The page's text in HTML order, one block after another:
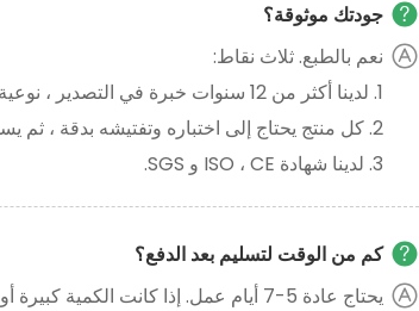
جودتك موثوقة؟
نعم بالطبع. ثلاث نقاط:
1. لدينا أكثر من 12 سنوات خبرة في التصدير ، نوعية موثوق بها يحصل عملاء أكثر العادية و ردود فعل جيدة.
2. كل منتج يحتاج إلى اختباره وتفتيشه بدقة ، ثم يسمح للتوصيل.
3. لدينا شهادة ISO ، CE و SGS.
كم من الوقت لتسليم بعد الدفع؟
يحتاج عادة 5-7 أيام عمل. إذا كانت الكمية كبيرة أو تحتاج إلى تخصيص ، يرجى تأكيد معنا من قبل النظام.